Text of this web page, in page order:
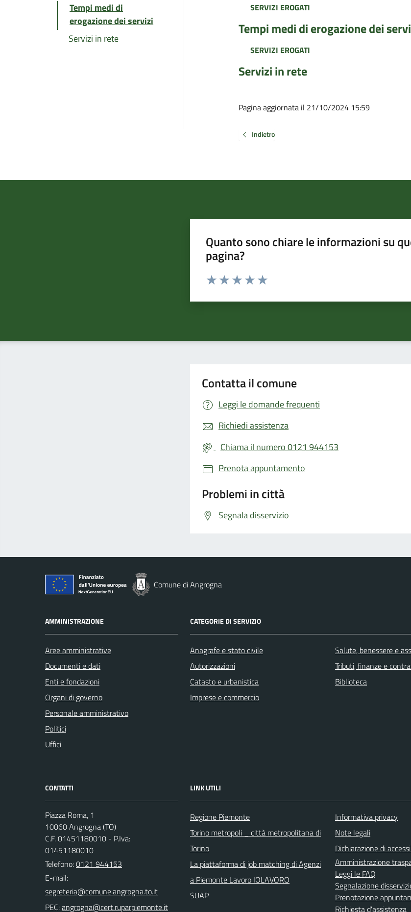
Tempi medi di
erogazione dei servizi
Servizi in rete
SERVIZI EROGATI
Tempi medi di erogazione dei
SERVIZI EROGATI
Servizi in rete
Pagina aggiornata il 21/10/2024 15:59
Indietro
Quanto sono chiare le informazioni su
pagina?
Valuta da 1 a 5 stelle la pagina
Contatta il comune
Leggi le domande frequenti
Richiedi assistenza
Chiama il numero 0121 944153
Prenota appuntamento
Problemi in città
Segnala disservizio
Comune di Angrogna
AMMINISTRAZIONE
Aree amministrative
Documenti e dati
Enti e fondazioni
Organi di governo
Personale amministrativo
Politici
Uffici
CATEGORIE DI SERVIZIO
Anagrafe e stato civile
Autorizzazioni
Catasto e urbanistica
Imprese e commercio
Salute, benessere e
Tributi, finanze e
Biblioteca
CONTATTI
Piazza Roma, 1
10060 Angrogna (TO)
C.F. 01451180010 - P.Iva:
01451180010
Telefono:0121 944153
E-mail:
PEC:
LINK UTILI
Regione Piemonte
Torino metropoli _ città metropolitana di
Torino
La piattaforma di job matching di Agenzi
a Piemonte Lavoro IOLAVORO
SUAP
Informativa privacy
Note legali
Dichiarazione di
Amministrazione
Leggi le FAQ
Segnalazione
Prenotazione
Richiesta d'assistenza